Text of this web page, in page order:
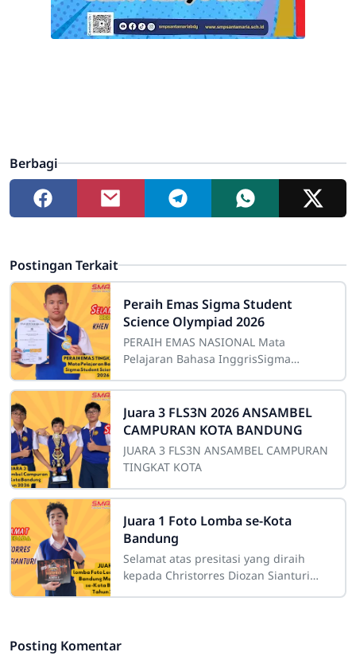
Berbagi
Postingan Terkait
Peraih Emas Sigma Student
Science Olympiad 2026
PERAIH EMAS NASIONAL Mata
Pelajaran Bahasa InggrisSigma
Juara 3 FLS3N 2026 ANSAMBEL
CAMPURAN KOTA BANDUNG
JUARA 3 FLS3N ANSAMBEL CAMPURAN
TINGKAT KOTA
Juara 1 Foto Lomba se-Kota
Bandung
Selamat atas presitasi yang diraih
kepada Christorres Diozan Sianturi
Posting Komentar